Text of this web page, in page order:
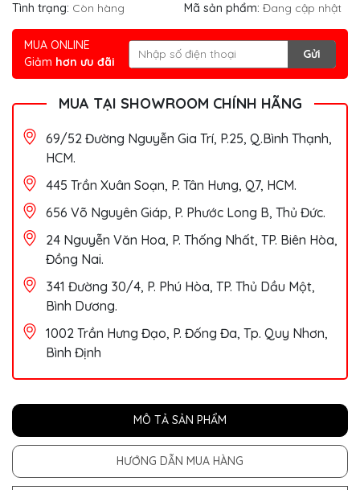
Tình trạng: Còn hàng Mã sản phẩm: Đang cập nhật
MUA ONLINE
Giảm hơn ưu đãi
Gửi
MUA TẠI SHOWROOM CHÍNH HÃNG
69/52 Đường Nguyễn Gia Trí, P.25, Q.Bình Thạnh,
HCM.
445 Trần Xuân Soạn, P. Tân Hưng, Q7, HCM.
656 Võ Nguyên Giáp, P. Phước Long B, Thủ Đức.
24 Nguyễn Văn Hoa, P. Thống Nhất, TP. Biên Hòa,
Đồng Nai.
341 Đường 30/4, P. Phú Hòa, TP. Thủ Dầu Một,
Bình Dương.
1002 Trần Hưng Đạo, P. Đống Đa, Tp. Quy Nhơn,
Bình Định
MÔ TẢ SẢN PHẨM
HƯỚNG DẪN MUA HÀNG